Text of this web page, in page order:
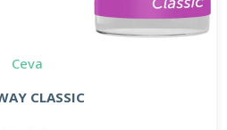
Ceva
CLASSIC